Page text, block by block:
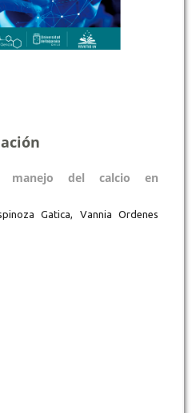
manejo del calcio en
Gatica, Vannia Ordenes